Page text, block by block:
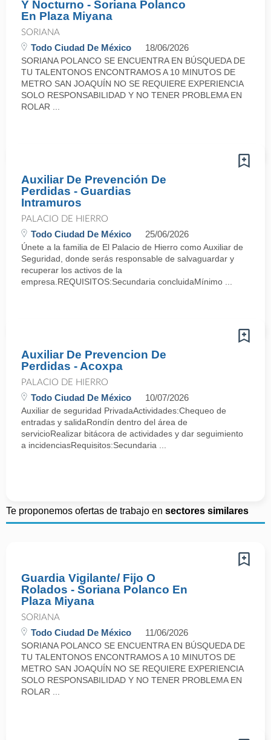
Y Nocturno - Soriana Polanco
En Plaza Miyana
SORIANA
Todo Ciudad De México 18/06/2026
SORIANA POLANCO SE ENCUENTRA EN BÚSQUEDA DE
TU TALENTONOS ENCONTRAMOS A 10 MINUTOS DE
METRO SAN JOAQUÍN NO SE REQUIERE EXPERIENCIA
SOLO RESPONSABILIDAD Y NO TENER PROBLEMA EN
ROLAR ...
Auxiliar De Prevención De
Perdidas - Guardias
Intramuros
PALACIO DE HIERRO
Todo Ciudad De México 25/06/2026
Únete a la familia de El Palacio de Hierro como Auxiliar de
Seguridad, donde serás responsable de salvaguardar y
recuperar los activos de la
empresa.REQUISITOS:Secundaria concluidaMínimo ...
Auxiliar De Prevencion De
Perdidas - Acoxpa
PALACIO DE HIERRO
Todo Ciudad De México 10/07/2026
Auxiliar de seguridad PrivadaActividades:Chequeo de
entradas y salidaRondín dentro del área de
servicioRealizar bitácora de actividades y dar seguimiento
a incidenciasRequisitos:Secundaria ...
Te proponemos ofertas de trabajo en sectores similares
Guardia Vigilante/ Fijo O
Rolados - Soriana Polanco En
Plaza Miyana
SORIANA
Todo Ciudad De México 11/06/2026
SORIANA POLANCO SE ENCUENTRA EN BÚSQUEDA DE
TU TALENTONOS ENCONTRAMOS A 10 MINUTOS DE
METRO SAN JOAQUÍN NO SE REQUIERE EXPERIENCIA
SOLO RESPONSABILIDAD Y NO TENER PROBLEMA EN
ROLAR ...